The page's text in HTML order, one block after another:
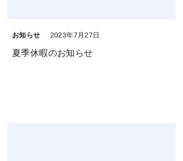
お知らせ 2023年7月27日
夏季休暇のお知らせ